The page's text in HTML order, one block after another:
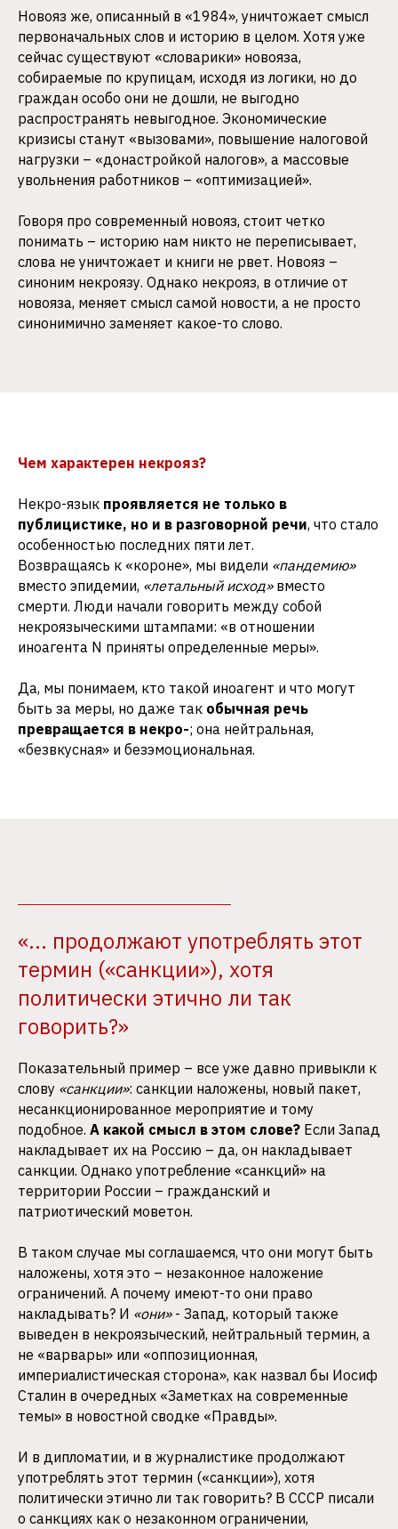
Новояз же, описанный в «1984», уничтожает смысл
первоначальных слов и историю в целом. Хотя уже
сейчас существуют «словарики» новояза,
собираемые по крупицам, исходя из логики, но до
граждан особо они не дошли, не выгодно
распространять невыгодное. Экономические
кризисы станут «вызовами», повышение налоговой
нагрузки – «донастройкой налогов», а массовые
увольнения работников – «оптимизацией».
Говоря про современный новояз, стоит четко
понимать – историю нам никто не переписывает,
слова не уничтожает и книги не рвет. Новояз –
синоним некроязу. Однако некрояз, в отличие от
новояза, меняет смысл самой новости, а не просто
синонимично заменяет какое-то слово.
Чем характерен некрояз?
Некро-язык проявляется не только в
публицистике, но и в разговорной речи, что стало
особенностью последних пяти лет.
Возвращаясь к «короне», мы видели «пандемию»
вместо эпидемии, «летальный исход»вместо
смерти. Люди начали говорить между собой
некроязыческими штампами: «в отношении
иноагента N приняты определенные меры».
Да, мы понимаем, кто такой иноагент и что могут
быть за меры, но даже так обычная речь
превращается в некро-; она нейтральная,
«безвкусная» и безэмоциональная.
«... продолжают употреблять этот
термин («санкции»), хотя
политически этично ли так
говорить?»
Показательный пример – все уже давно привыкли к
слову «санкции»: санкции наложены, новый пакет,
несанкционированное мероприятие и тому
подобное. А какой смысл в этом слове? Если Запад
накладывает их на Россию – да, он накладывает
санкции. Однако употребление «санкций» на
территории России – гражданский и
патриотический моветон.
В таком случае мы соглашаемся, что они могут быть
наложены, хотя это – незаконное наложение
ограничений. А почему имеют-то они право
накладывать? И «они»- Запад, который также
выведен в некроязыческий, нейтральный термин, а
не «варвары» или «оппозиционная,
империалистическая сторона», как назвал бы Иосиф
Сталин в очередных «Заметках на современные
темы» в новостной сводке «Правды».
И в дипломатии, и в журналистике продолжают
употреблять этот термин («санкции»), хотя
политически этично ли так говорить? В СССР писали
о санкциях как о незаконном ограничении,